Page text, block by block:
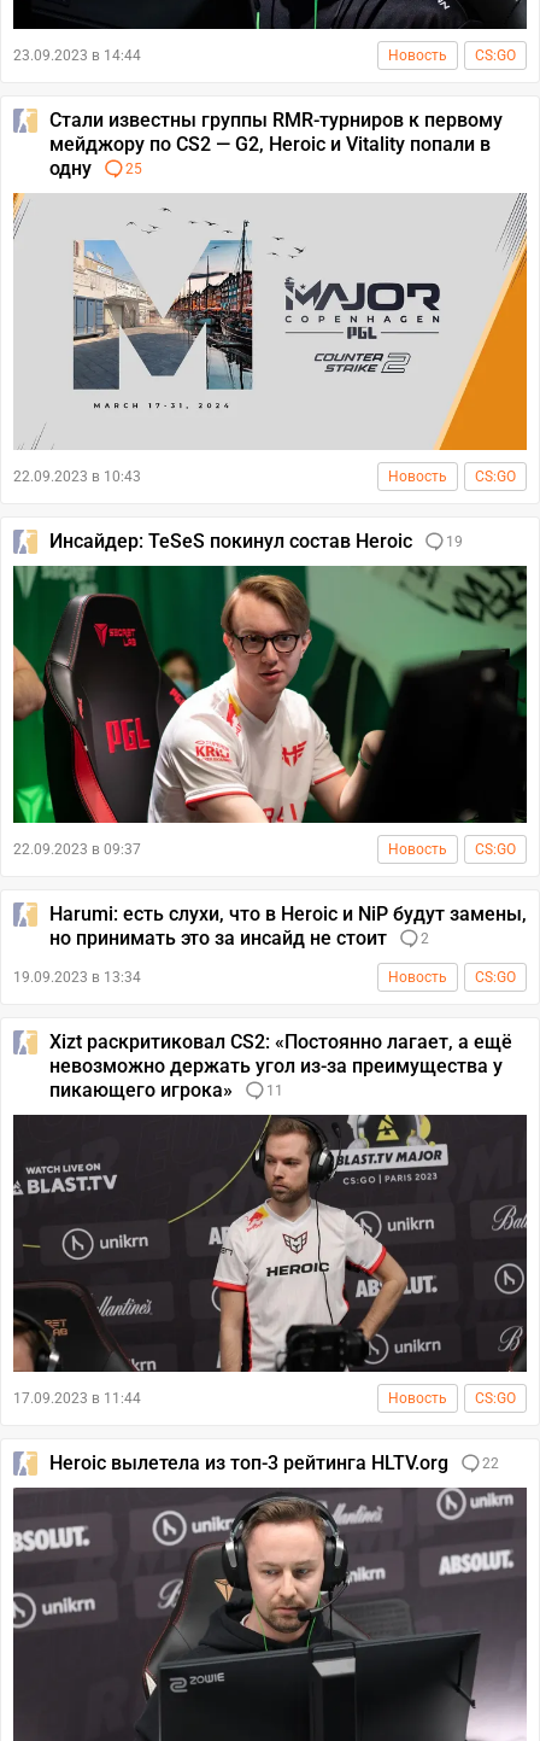
23.09.2023 в 14:44 Новость CS:GO
Стали известны группы RMR-турниров к первому
мейджору по CS2 — G2, Heroic и Vitality попали в
одну
25
22.09.2023 в 10:43 Новость CS:GO
Инсайдер: TeSeS покинул состав Heroic 19
22.09.2023 в 09:37 Новость CS:GO
Harumi: есть слухи, что в Heroic и NiP будут замены,
но принимать это за инсайд не стоит
2
19.09.2023 в 13:34 Новость CS:GO
Xizt раскритиковал CS2: «Постоянно лагает, а ещё
невозможно держать угол из-за преимущества у
пикающего игрока»
11
17.09.2023 в 11:44 Новость CS:GO
Heroic вылетела из топ-3 рейтинга HLTV.org 22